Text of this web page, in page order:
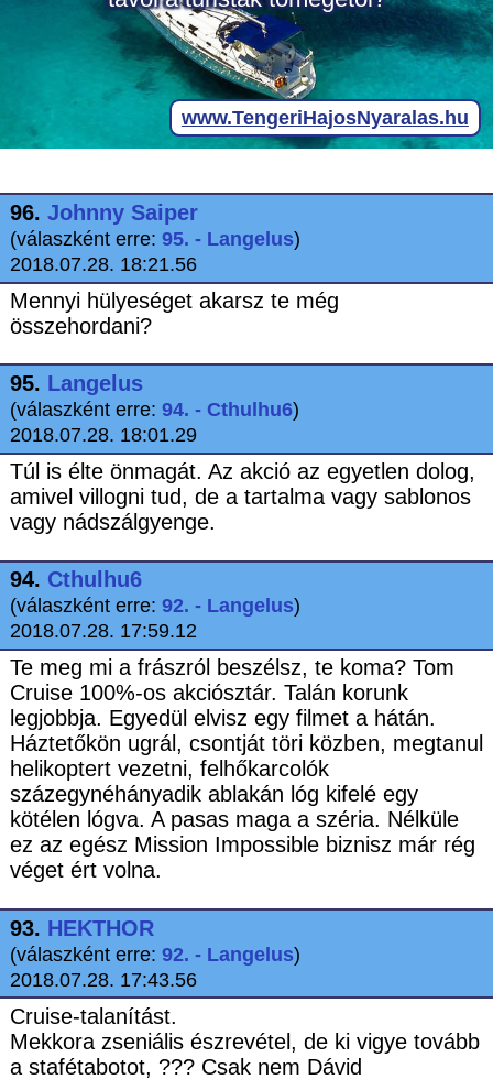
96. Johnny Saiper
(válaszként erre: 95. - Langelus)
2018.07.28. 18:21.56
Mennyi hülyeséget akarsz te még
összehordani?
95. Langelus
(válaszként erre: 94. - Cthulhu6)
2018.07.28. 18:01.29
Túl is élte önmagát. Az akció az egyetlen dolog,
amivel villogni tud, de a tartalma vagy sablonos
vagy nádszálgyenge.
94. Cthulhu6
(válaszként erre: 92. - Langelus)
2018.07.28. 17:59.12
Te meg mi a frászról beszélsz, te koma? Tom
Cruise 100%-os akciósztár. Talán korunk
legjobbja. Egyedül elvisz egy filmet a hátán.
Háztetőkön ugrál, csontját töri közben, megtanul
helikoptert vezetni, felhőkarcolók
százegynéhányadik ablakán lóg kifelé egy
kötélen lógva. A pasas maga a széria. Nélküle
ez az egész Mission Impossible biznisz már rég
véget ért volna.
93. HEKTHOR
(válaszként erre: 92. - Langelus)
2018.07.28. 17:43.56
Cruise-talanítást.
Mekkora zseniális észrevétel, de ki vigye tovább
a stafétabotot, ??? Csak nem Dávid